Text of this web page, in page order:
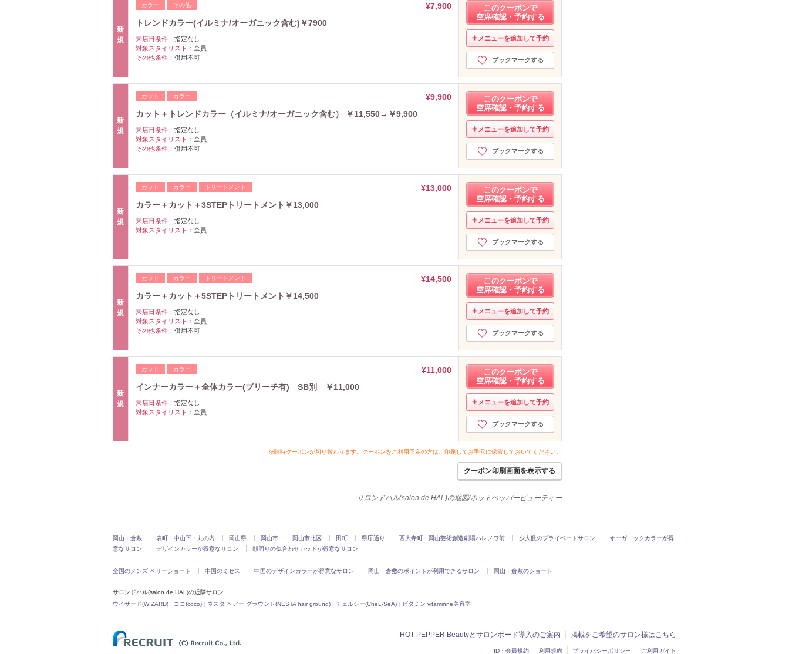
新
規
カラー その他
¥7,900
トレンドカラー(イルミナ/オーガニック含む)￥7900
来店日条件： 指定なし
対象スタイリスト： 全員
その他条件： 併用不可
このクーポンで
空席確認・予約する
メニューを追加して予約
ブックマークする
新
規
カット カラー
¥9,900
カット＋トレンドカラー（イルミナ/オーガニック含む） ￥11,550→￥9,900
来店日条件： 指定なし
対象スタイリスト： 全員
その他条件： 併用不可
このクーポンで
空席確認・予約する
メニューを追加して予約
ブックマークする
新
規
カット カラー トリートメント
¥13,000
カラー＋カット＋3STEPトリートメント￥13,000
来店日条件： 指定なし
対象スタイリスト： 全員
このクーポンで
空席確認・予約する
メニューを追加して予約
ブックマークする
新
規
カット カラー トリートメント
¥14,500
カラー＋カット＋5STEPトリートメント￥14,500
来店日条件： 指定なし
対象スタイリスト： 全員
その他条件： 併用不可
このクーポンで
空席確認・予約する
メニューを追加して予約
ブックマークする
新
規
カット カラー
¥11,000
インナーカラー＋全体カラー(ブリーチ有) SB別 ￥11,000
来店日条件： 指定なし
対象スタイリスト： 全員
このクーポンで
空席確認・予約する
メニューを追加して予約
ブックマークする
※随時クーポンが切り替わります。クーポンをご利用予定の方は、印刷してお手元に保管しておいてください。
クーポン印刷画面を表示する
サロンドハル(salon de HAL)の地図/ホットペッパービューティー
岡山・倉敷 表町・中山下・丸の内 岡山県 岡山市 岡山市北区 田町 県庁通り 西大寺町・岡山芸術創造劇場ハレノワ前 少人数のプライベートサロン
オーガニックカラーが得
意なサロン
デザインカラーが得意なサロン 顔周りの似合わせカットが得意なサロン
全国のメンズ ベリーショート 中国のミセス 中国のデザインカラーが得意なサロン 岡山・倉敷のポイントが利用できるサロン 岡山・倉敷のショート
サロンドハル(salon de HAL)の近隣サロン
ウイザード(WIZARD) | ココ(coco) | ネスタ ヘアー グラウンド(NESTA hair ground) | チェルシー(CheL-SeA) | ビタミン vitaminne美容室
HOT PEPPER Beautyとサロンボード導入のご案内 掲載をご希望のサロン様はこちら
ID・会員規約 利用規約 プライバシーポリシー ご利用ガイド